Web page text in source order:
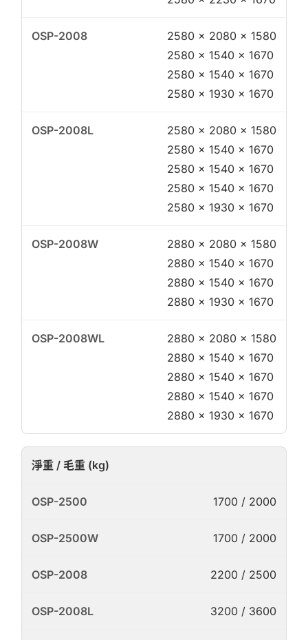
2580 × 2080 × 1580
2580 × 1540 × 1670
2580 × 1540 × 1670
2580 × 1930 × 1670
2580 × 2080 × 1580
2580 × 1540 × 1670
2580 × 1540 × 1670
2580 × 1540 × 1670
2580 × 1930 × 1670
2880 × 2080 × 1580
2880 × 1540 × 1670
2880 × 1540 × 1670
2880 × 1930 × 1670
2880 × 2080 × 1580
2880 × 1540 × 1670
2880 × 1540 × 1670
2880 × 1540 × 1670
2880 × 1930 × 1670
淨重 / 毛重 (kg)
1700 / 2000
1700 / 2000
2200 / 2500
3200 / 3600